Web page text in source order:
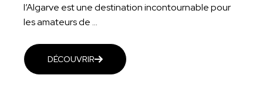
l’Algarve est une destination incontournable pour
les amateurs de ...
DÉCOUVRIR